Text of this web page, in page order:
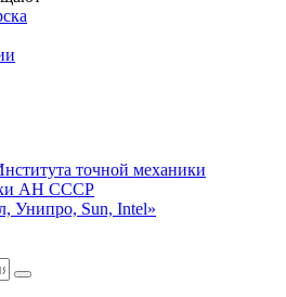
точной механики
АН СССР
Унипро, Sun, Intel»